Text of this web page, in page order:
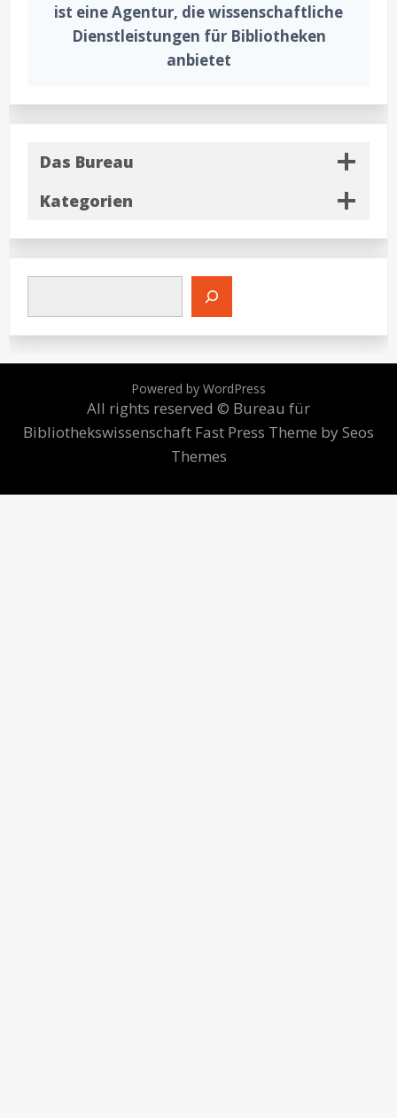
ist eine Agentur, die wissenschaftliche
Dienstleistungen für Bibliotheken
anbietet
Das Bureau
Kategorien
Powered by WordPress
All rights reserved © Bureau für
Bibliothekswissenschaft Fast Press Theme by Seos
Themes